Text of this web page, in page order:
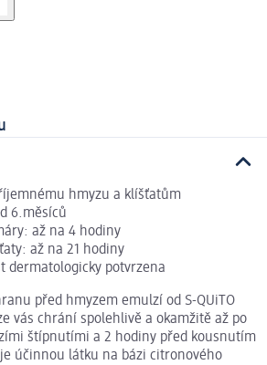
hmyzu a klíšťatům
6.měsíců
až na 4 hodiny
až na 21 hodiny
dermatologicky potvrzena
před hmyzem emulzí od S-QUiTO
vás chrání spolehlivě a okamžitě až po
štípnutími a 2 hodiny před kousnutím
účinnou látku na bázi citronového